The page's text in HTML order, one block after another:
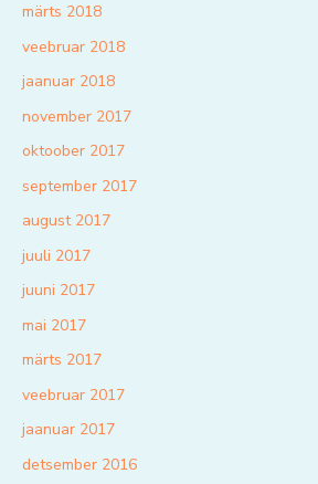
märts 2018
veebruar 2018
jaanuar 2018
november 2017
oktoober 2017
september 2017
august 2017
juuli 2017
juuni 2017
mai 2017
märts 2017
veebruar 2017
jaanuar 2017
detsember 2016